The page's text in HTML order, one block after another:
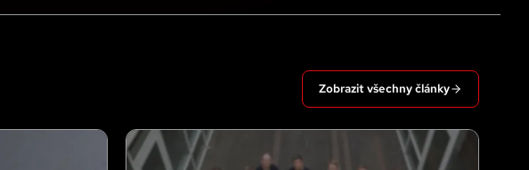
Zobrazit všechny články